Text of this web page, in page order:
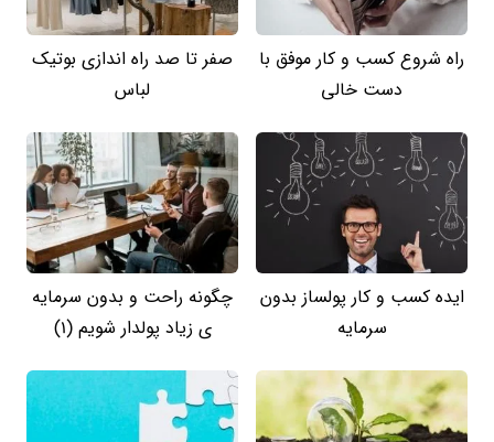
راه شروع کسب و کار موفق با
دست خالی
صفر تا صد راه اندازی بوتیک
لباس
ایده کسب و کار پولساز بدون
سرمایه
چگونه راحت و بدون سرمایه
ی زیاد پولدار شویم (1)